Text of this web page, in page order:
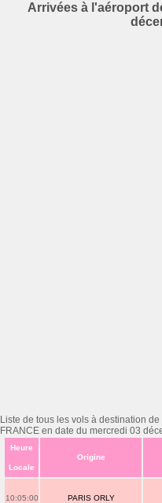
Arrivées à l'aéroport
Liste de tous les vols à destination
FRANCE en date du mercredi 03
Heure
Locale
Origine
10:05:00 PARIS ORLY